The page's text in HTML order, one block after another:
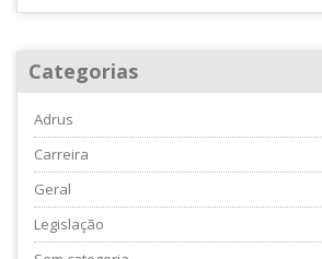
Categorias
Adrus
Carreira
Geral
Legislação